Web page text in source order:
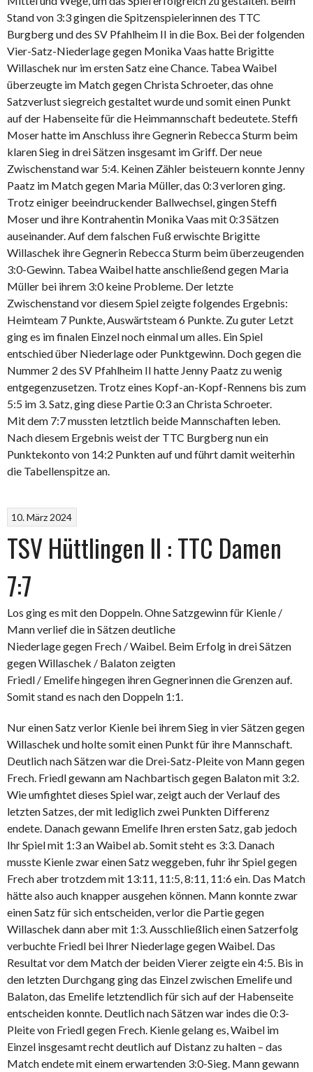
Stand von 3:3 gingen die Spitzenspielerinnen des TTC
Burgberg und des SV Pfahlheim II in die Box. Bei der folgenden
Vier-Satz-Niederlage gegen Monika Vaas hatte Brigitte
Willaschek nur im ersten Satz eine Chance. Tabea Waibel
überzeugte im Match gegen Christa Schroeter, das ohne
Satzverlust siegreich gestaltet wurde und somit einen Punkt
auf der Habenseite für die Heimmannschaft bedeutete. Steffi
Moser hatte im Anschluss ihre Gegnerin Rebecca Sturm beim
klaren Sieg in drei Sätzen insgesamt im Griff. Der neue
Zwischenstand war 5:4. Keinen Zähler beisteuern konnte Jenny
Paatz im Match gegen Maria Müller, das 0:3 verloren ging.
Trotz einiger beeindruckender Ballwechsel, gingen Steffi
Moser und ihre Kontrahentin Monika Vaas mit 0:3 Sätzen
auseinander. Auf dem falschen Fuß erwischte Brigitte
Willaschek ihre Gegnerin Rebecca Sturm beim überzeugenden
3:0-Gewinn. Tabea Waibel hatte anschließend gegen Maria
Müller bei ihrem 3:0 keine Probleme. Der letzte
Zwischenstand vor diesem Spiel zeigte folgendes Ergebnis:
Heimteam 7 Punkte, Auswärtsteam 6 Punkte. Zu guter Letzt
ging es im finalen Einzel noch einmal um alles. Ein Spiel
entschied über Niederlage oder Punktgewinn. Doch gegen die
Nummer 2 des SV Pfahlheim II hatte Jenny Paatz zu wenig
entgegenzusetzen. Trotz eines Kopf-an-Kopf-Rennens bis zum
5:5 im 3. Satz, ging diese Partie 0:3 an Christa Schroeter.
Mit dem 7:7 mussten letztlich beide Mannschaften leben.
Nach diesem Ergebnis weist der TTC Burgberg nun ein
Punktekonto von 14:2 Punkten auf und führt damit weiterhin
die Tabellenspitze an.
10. März 2024
TSV Hüttlingen II : TTC Damen
7:7
Los ging es mit den Doppeln. Ohne Satzgewinn für Kienle /
Mann verlief die in Sätzen deutliche
Niederlage gegen Frech / Waibel. Beim Erfolg in drei Sätzen
gegen Willaschek / Balaton zeigten
Friedl / Emelife hingegen ihren Gegnerinnen die Grenzen auf.
Somit stand es nach den Doppeln 1:1.
Nur einen Satz verlor Kienle bei ihrem Sieg in vier Sätzen gegen
Willaschek und holte somit einen Punkt für ihre Mannschaft.
Deutlich nach Sätzen war die Drei-Satz-Pleite von Mann gegen
Frech. Friedl gewann am Nachbartisch gegen Balaton mit 3:2.
Wie umfightet dieses Spiel war, zeigt auch der Verlauf des
letzten Satzes, der mit lediglich zwei Punkten Differenz
endete. Danach gewann Emelife Ihren ersten Satz, gab jedoch
Ihr Spiel mit 1:3 an Waibel ab. Somit steht es 3:3. Danach
musste Kienle zwar einen Satz weggeben, fuhr ihr Spiel gegen
Frech aber trotzdem mit 13:11, 11:5, 8:11, 11:6 ein. Das Match
hätte also auch knapper ausgehen können. Mann konnte zwar
einen Satz für sich entscheiden, verlor die Partie gegen
Willaschek dann aber mit 1:3. Ausschließlich einen Satzerfolg
verbuchte Friedl bei Ihrer Niederlage gegen Waibel. Das
Resultat vor dem Match der beiden Vierer zeigte ein 4:5. Bis in
den letzten Durchgang ging das Einzel zwischen Emelife und
Balaton, das Emelife letztendlich für sich auf der Habenseite
entscheiden konnte. Deutlich nach Sätzen war indes die 0:3-
Pleite von Friedl gegen Frech. Kienle gelang es, Waibel im
Einzel insgesamt recht deutlich auf Distanz zu halten – das
Match endete mit einem erwartenden 3:0-Sieg. Mann gewann